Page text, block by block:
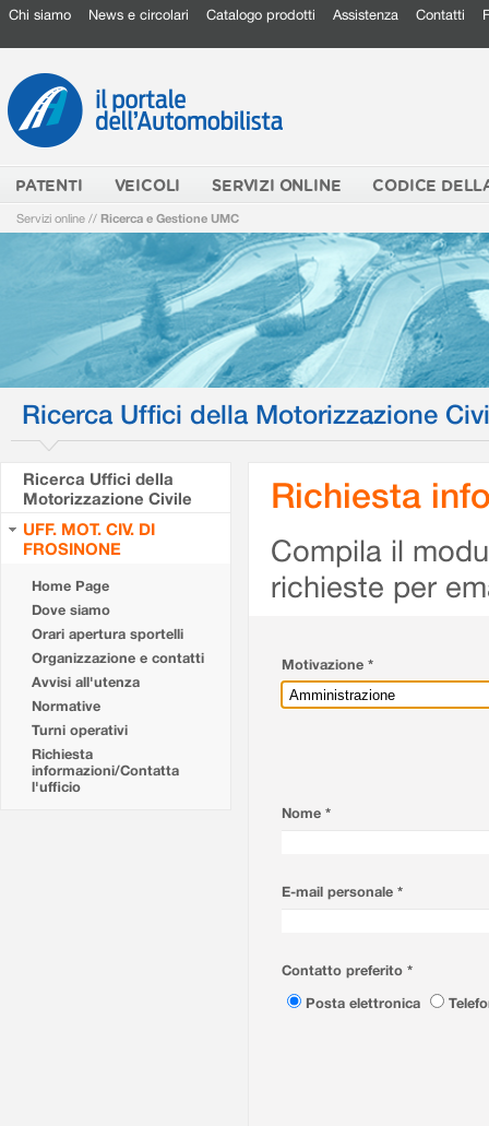
Chi siamo News e circolari Catalogo prodotti Assistenza Contatti
PATENTI VEICOLI SERVIZI ONLINE CODICE
Servizi online // Ricerca e Gestione UMC
Ricerca Uffici della Motorizzazione
Ricerca Uffici della
Motorizzazione Civile
UFF. MOT. CIV. DI
FROSINONE
Home Page
Dove siamo
Orari apertura sportelli
Organizzazione e contatti
Avvisi all'utenza
Normative
Turni operativi
Richiesta
informazioni/Contatta
l'ufficio
Richiesta
Compila il
richieste per
Motivazione *
Nome *
E-mail personale *
Contatto preferito *
Posta elettronica